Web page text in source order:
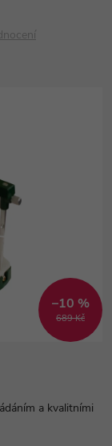
689 Kč
–10 %
a kvalitními